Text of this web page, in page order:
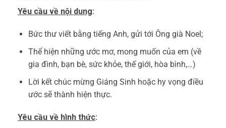
Yêu cầu về nội dung:
Bức thư viết bằng tiếng Anh, gửi tới Ông già Noel;
Thể hiện những ước mơ, mong muốn của em (về
gia đình, bạn bè, sức khỏe, thế giới, hòa bình,…)
Lời kết chúc mừng Giáng Sinh hoặc hy vọng điều
ước sẽ thành hiện thực.
Yêu cầu về hình thức: